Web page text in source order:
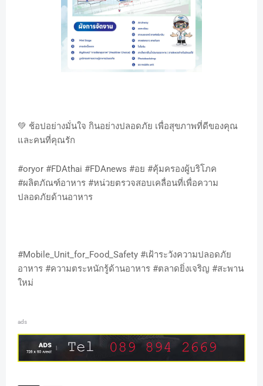
💚 ช้อปอย่างมั่นใจ กินอย่างปลอดภัย เพื่อสุขภาพที่ดีของคุณ
และคนที่คุณรัก
#oryor #FDAthai #FDAnews #อย #คุ้มครองผู้บริโภค
#ผลิตภัณฑ์อาหาร #หน่วยตรวจสอบเคลื่อนที่เพื่อความ
ปลอดภัยด้านอาหาร
#Mobile_Unit_for_Food_Safety #เฝ้าระวังความปลอดภัย
อาหาร #ความตระหนักรู้ด้านอาหาร #ตลาดยิ่งเจริญ #สะพาน
ใหม่
ads